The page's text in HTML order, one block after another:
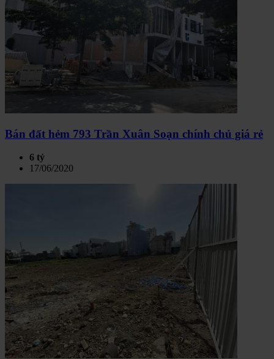
Bán đất hẻm 793 Trần Xuân Soạn chính chủ giá rẻ
6 tỷ
17/06/2020